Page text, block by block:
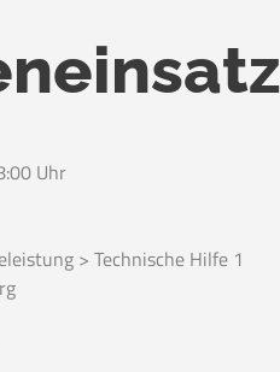
Uhr
> Technische Hilfe 1